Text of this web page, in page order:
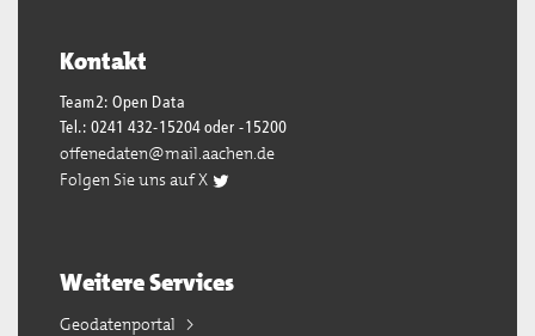
Kontakt
Team2: Open Data
Tel.: 0241 432-15204 oder -15200
offenedaten@mail.aachen.de
Folgen Sie uns auf X
Weitere Services
Geodatenportal